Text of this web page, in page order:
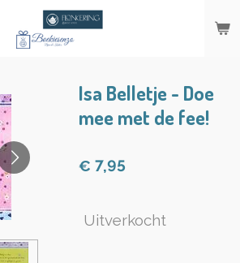
Isa Belletje - Doe
mee met de fee!
€ 7,95
Uitverkocht